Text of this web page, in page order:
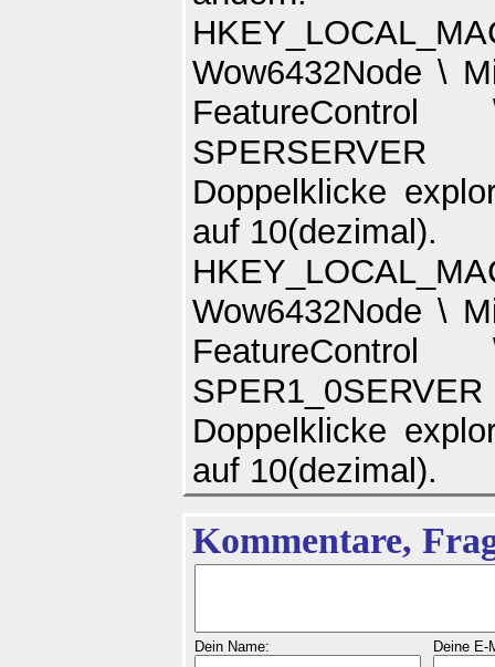
Wow6432Node \
FeatureControl
SPERSERVER
Doppelklicke
auf 10(dezimal).
Wow6432Node \
FeatureControl
SPER1_0SERVER
Doppelklicke
auf 10(dezimal).
Kommentare,
Dein Name: Deine E-